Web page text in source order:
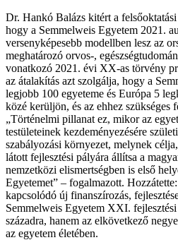
Dr. Hankó Balázs kitért a
hogy a Semmelweis Egyetem 2021.
versenyképesebb modellben lesz az
meghatározó orvos-,
vonatkozó 2021. évi XX-as törvény
az átalakítás azt szolgálja, hogy a
legjobb 100 egyeteme és Európa 5
közé kerüljön, és az ehhez szükséges
„Történelmi pillanat ez, mikor az
testületeinek kezdeményezésére
szabályozási környezet, melynek
látott fejlesztési pályára állítsa a
nemzetközi elismertségben is első
Egyetemet” – fogalmazott.
kapcsolódó új finanszírozás,
Semmelweis Egyetem XXI.
századra, hanem az elkövetkező
az egyetem életében.